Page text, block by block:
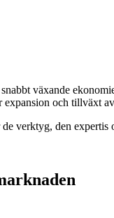
växande
och tillväxt
verktyg, den